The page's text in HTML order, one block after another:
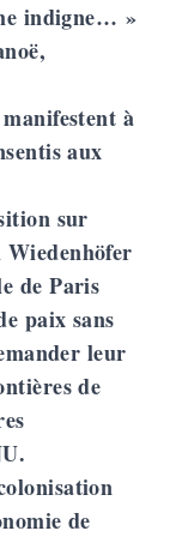
indigne… »
à
aux
sur
de Paris
paix sans
leur
de
de